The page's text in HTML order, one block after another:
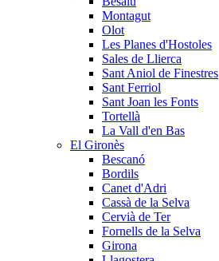
Montagut
Olot
Les Planes d'Hostoles
Sales de Llierca
Sant Aniol de Finestres
Sant Ferriol
Sant Joan les Fonts
Tortellà
La Vall d'en Bas
El Gironès
Bescanó
Bordils
Canet d'Adri
Cassà de la Selva
Cervià de Ter
Fornells de la Selva
Girona